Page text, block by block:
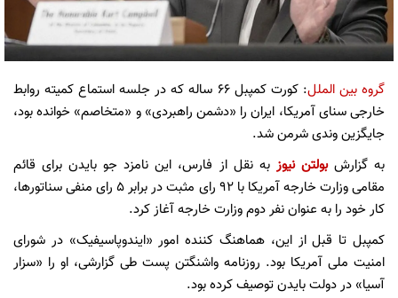
گروه بین الملل
: کورت کمپبل ۶۶ ساله که در جلسه استماع کمیته روابط
خارجی سنای آمریکا، ایران را «دشمن راهبردی» و «متخاصم» خوانده بود،
جایگزین وندی شرمن شد.
به گزارشبولتن نیوز به نقل از فارس، این نامزد جو بایدن برای قائم
مقامی وزارت خارجه آمریکا با ۹۲ رای مثبت در برابر ۵ رای منفی سناتورها،
کار خود را به عنوان نفر دوم وزارت خارجه آغاز کرد.
کمپبل تا قبل از این، هماهنگ کننده امور «ایندوپاسیفیک» در شورای
امنیت ملی آمریکا بود. روزنامه واشنگتن پست طی گزارشی، او را «سزار
آسیا» در دولت بایدن توصیف کرده بود.